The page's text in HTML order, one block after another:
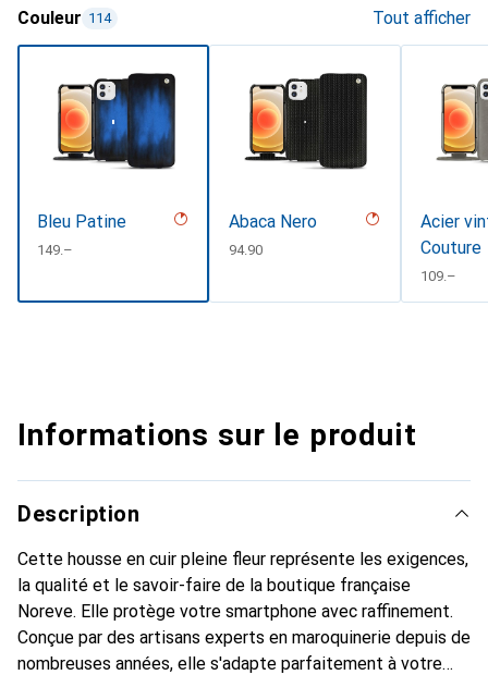
Couleur 114 Tout afficher
Bleu Patine
CHF
149.–
Abaca Nero
CHF
94.90
Acier
Couture
CHF
109.–
Informations sur le produit
Description
Cette housse en cuir pleine fleur représente les exigences,
la qualité et le savoir-faire de la boutique française
Noreve. Elle protège votre smartphone avec raffinement.
Conçue par des artisans experts en maroquinerie depuis de
nombreuses années, elle s'adapte parfaitement à votre